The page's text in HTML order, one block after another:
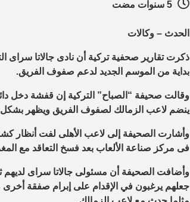
الحدث – وكالات
ذكرت تقارير صحفية تركية أن نادى جالاتا
بداية من الموسم الجديد لدعم صفوف الفريق.
وقالت صحيفة “الصباح” التركية إن قفشة دخل
ينضم لاعب الزمالك لصفوف الفريق ويظهر
وأشارت الصحيفة إلى لاعب الأهلى لفت أنظار
فى مركز صناعة الألعاب بعد فسخ التعاقد مع
وأضافت الصحيفة أن مسئولى جالاتا سراى
جعلهم يرغبون في الإقدام على إبرام صفقة